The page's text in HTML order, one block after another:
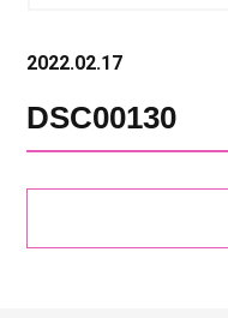
2022.02.17
DSC00130